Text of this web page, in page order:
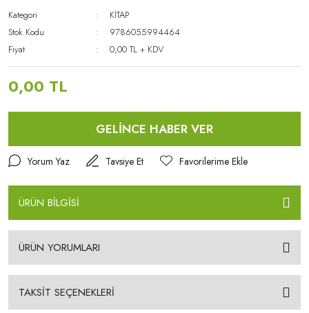
Kategori
KİTAP
Stok Kodu
9786055994464
Fiyat
0,00 TL + KDV
0,00 TL
GELİNCE HABER VER
Yorum Yaz Tavsiye Et
ÜRÜN BİLGİSİ
ÜRÜN YORUMLARI
TAKSİT SEÇENEKLERİ